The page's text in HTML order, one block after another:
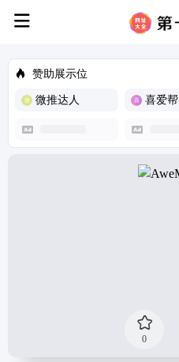
赞助展示位
微推达人 喜爱帮
0